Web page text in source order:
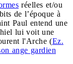
réelles et/ou
de l’époque à
Paul entend une
lui voit une
l'Arche (Ez.
ange gardien